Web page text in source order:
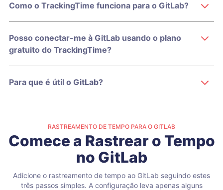
Como o TrackingTime funciona para o GitLab?
Posso conectar-me à GitLab usando o plano
gratuito do TrackingTime?
Para que é útil o GitLab?
RASTREAMENTO DE TEMPO PARA O GITLAB
Comece a Rastrear o Tempo
no GitLab
Adicione o rastreamento de tempo ao GitLab seguindo estes
três passos simples. A configuração leva apenas alguns